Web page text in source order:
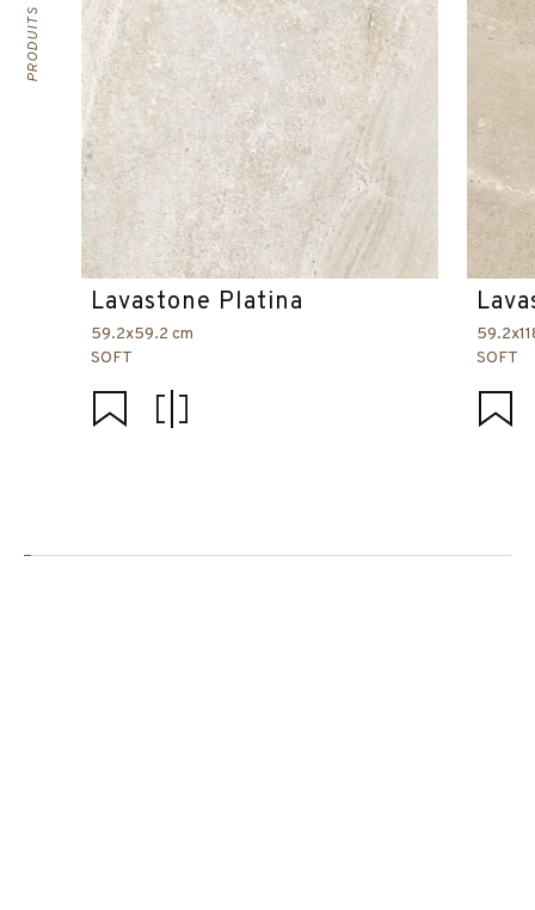
Lavastone Platina
59.2x59.2 cm
SOFT
SOFT